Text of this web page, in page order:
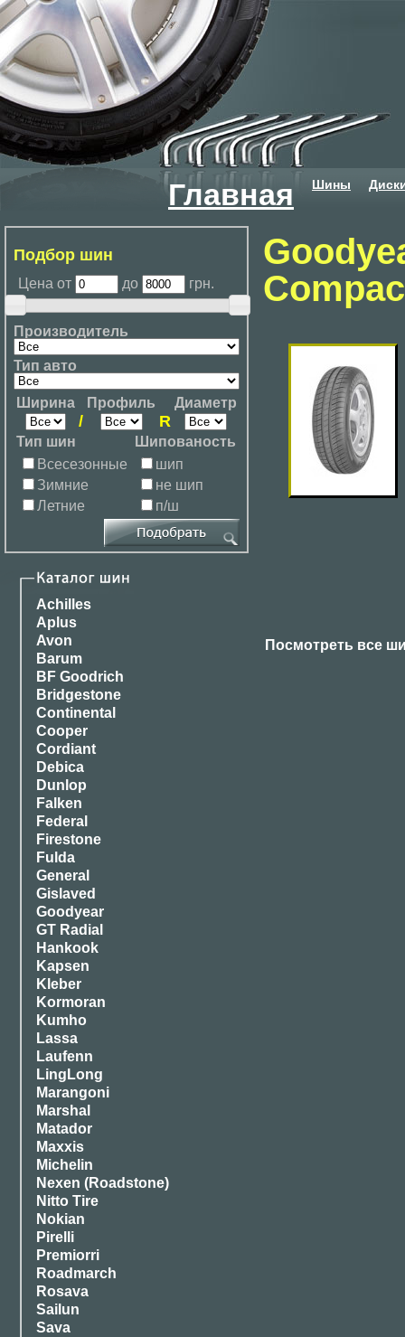
Главная Шины
Подбор шин
Цена от до грн.
Производитель
Тип авто
Ширина Профиль Диаметр
/ R
Тип шин
Шипованость
Всесезонные
Зимние
Летние
шип
не шип
п/ш
Achilles
Aplus
Avon
Barum
BF Goodrich
Bridgestone
Continental
Cooper
Cordiant
Debica
Dunlop
Falken
Federal
Firestone
Fulda
General
Gislaved
Goodyear
GT Radial
Hankook
Kapsen
Kleber
Kormoran
Kumho
Lassa
Laufenn
LingLong
Marangoni
Marshal
Matador
Maxxis
Michelin
Nexen (Roadstone)
Nitto Tire
Nokian
Pirelli
Premiorri
Roadmarch
Rosava
Sailun
Sava
Посмотреть все